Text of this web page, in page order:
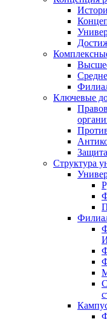
Ключевые
Структура